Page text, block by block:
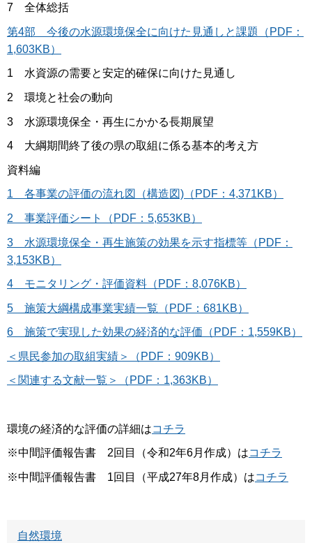
7 全体総括
第4部 今後の水源環境保全に向けた見通しと課題（PDF：
1,603KB）
1 水資源の需要と安定的確保に向けた見通し
2 環境と社会の動向
3 水源環境保全・再生にかかる長期展望
4 大綱期間終了後の県の取組に係る基本的考え方
資料編
1 各事業の評価の流れ図（構造図)（PDF：4,371KB）
2 事業評価シート（PDF：5,653KB）
3 水源環境保全・再生施策の効果を示す指標等（PDF：
3,153KB）
4 モニタリング・評価資料（PDF：8,076KB）
5 施策大綱構成事業実績一覧（PDF：681KB）
6 施策で実現した効果の経済的な評価（PDF：1,559KB）
＜県民参加の取組実績＞（PDF：909KB）
＜関連する文献一覧＞（PDF：1,363KB）
環境の経済的な評価の詳細はコチラ
※中間評価報告書 2回目（令和2年6月作成）はコチラ
※中間評価報告書 1回目（平成27年8月作成）はコチラ
自然環境